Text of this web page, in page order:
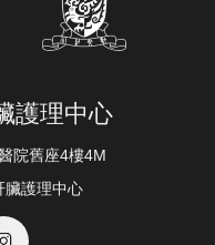
護理中心
院舊座4樓4M
臟護理中心